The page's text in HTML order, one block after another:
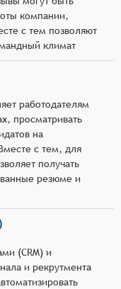
компании,
с тем позволяют
климат
работодателям
просматривать
на
с тем, для
получать
резюме и
(CRM) и
и рекрутмента